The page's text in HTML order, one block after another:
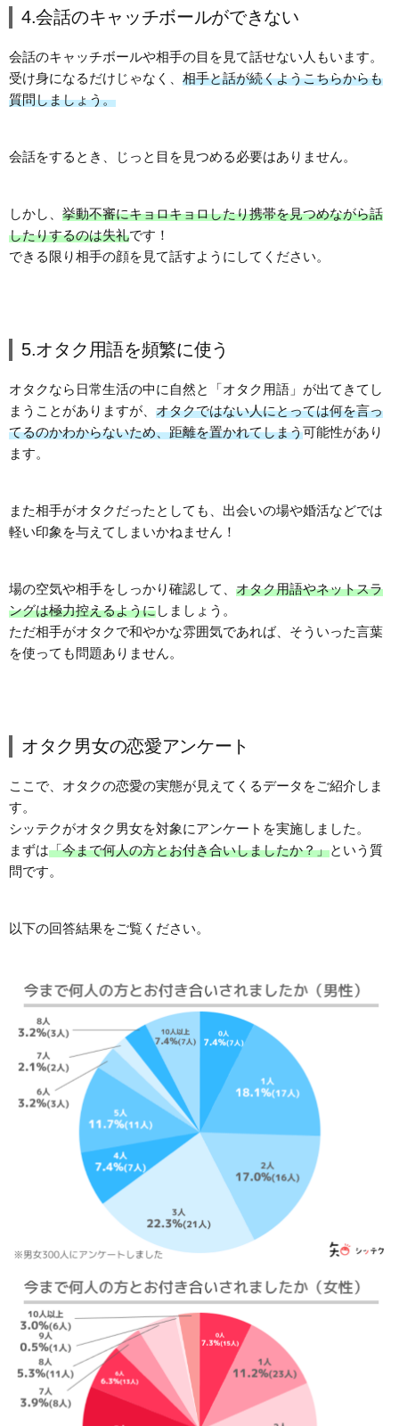
4.会話のキャッチボールができない
会話のキャッチボールや相手の目を見て話せない人もいます。
受け身になるだけじゃなく、 相手と話が続くようこちらからも
質問しましょう。
会話をするとき、じっと目を見つめる必要はありません。
しかし、 挙動不審にキョロキョロしたり携帯を見つめながら話
したりするのは失礼です！
できる限り相手の顔を見て話すようにしてください。
5.オタク用語を頻繁に使う
オタクなら日常生活の中に自然と「オタク用語」が出てきてし
まうことがありますが、 オタクではない人にとっては何を言っ
てるのかわからないため、距離を置かれてしまう可能性があり
ます。
また相手がオタクだったとしても、出会いの場や婚活などでは
軽い印象を与えてしまいかねません！
場の空気や相手をしっかり確認して、 オタク用語やネットスラ
ングは極力控えるようにしましょう。
ただ相手がオタクで和やかな雰囲気であれば、そういった言葉
を使っても問題ありません。
オタク男女の恋愛アンケート
ここで、オタクの恋愛の実態が見えてくるデータをご紹介しま
す。
シッテクがオタク男女を対象にアンケートを実施しました。
まずは「今まで何人の方とお付き合いしましたか？」という質
問です。
以下の回答結果をご覧ください。